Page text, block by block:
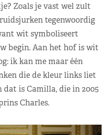
Zoals je vast wel zult
tegenwoordig
wit symboliseert
begin. Aan het hof is wit
ik kan me maar één
die de kleur links liet
dat is Camilla, die in 2005
Charles.